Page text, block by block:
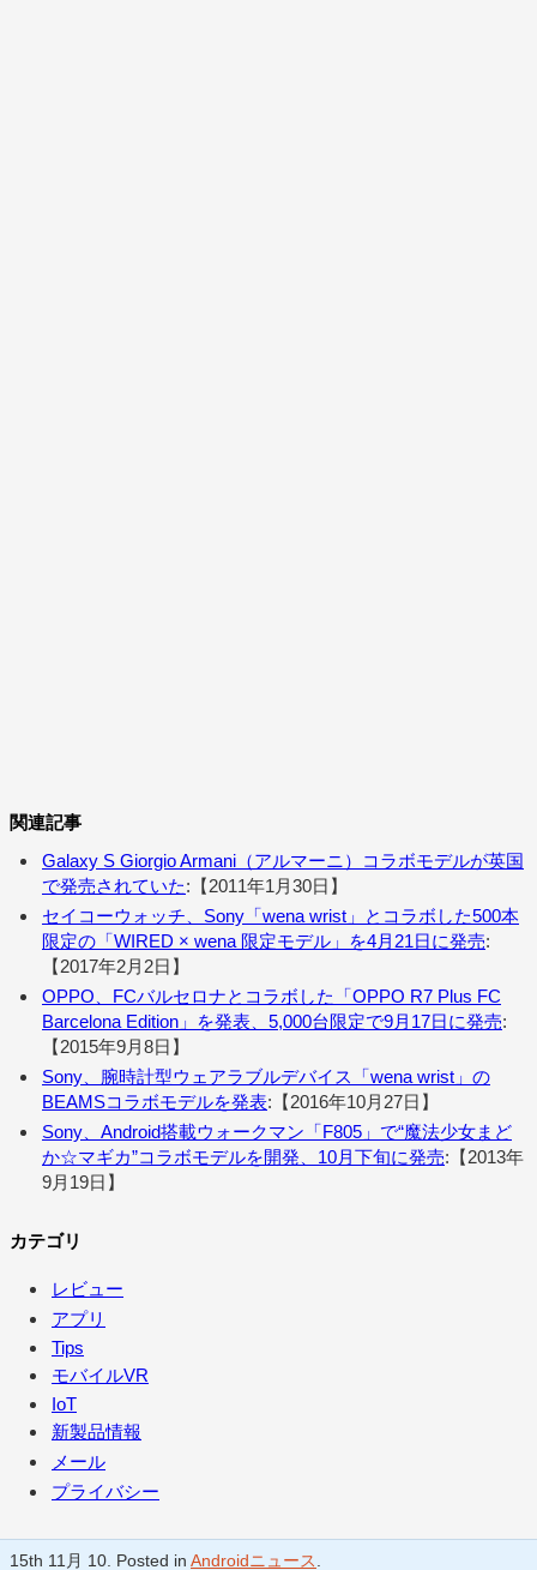
関連記事
Galaxy S Giorgio Armani（アルマーニ）コラボモデルが英国
で発売されていた:【2011年1月30日】
セイコーウォッチ、Sony「wena wrist」とコラボした500本
限定の「WIRED × wena 限定モデル」を4月21日に発売:
【2017年2月2日】
OPPO、FCバルセロナとコラボした「OPPO R7 Plus FC
Barcelona Edition」を発表、5,000台限定で9月17日に発売:
【2015年9月8日】
Sony、腕時計型ウェアラブルデバイス「wena wrist」の
BEAMSコラボモデルを発表:【2016年10月27日】
Sony、Android搭載ウォークマン「F805」で“魔法少女まど
か☆マギカ”コラボモデルを開発、10月下旬に発売:【2013年
9月19日】
カテゴリ
レビュー
アプリ
Tips
モバイルVR
IoT
新製品情報
メール
プライバシー
15th 11月 10. Posted in Androidニュース.